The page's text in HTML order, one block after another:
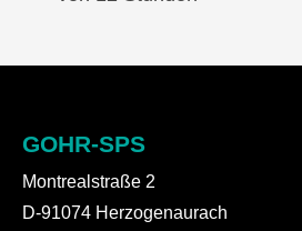
GOHR-SPS
Montrealstraße 2
D-91074 Herzogenaurach